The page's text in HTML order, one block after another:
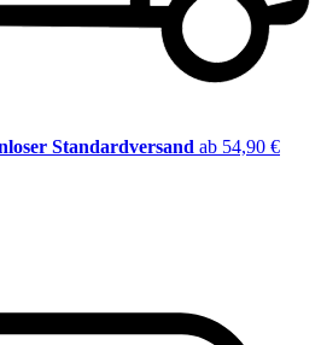
Standardversand ab 54,90 €